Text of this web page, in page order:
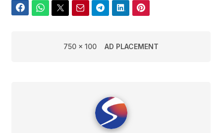
750 x 100 AD PLACEMENT